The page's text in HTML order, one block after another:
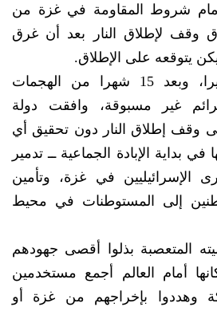
أمام شروط المقاومة في غزة من
وقف لإطلاق النار بعد أن غرق
يتوقعه على الإطلاق.
وأبرز الموقع أنه أخيرا، وبعد 15 شهرا من الهجمات
غير مسبوقة، وافقت دولة
وقف إطلاق النار دون تحقيق أي
في بداية الإبادة الجماعية ــ تدمير
الإسرائيليين في غزة، وتأمين
إلى المستوطنات في محيط
المتعصبة بذلوا أقصى جهودهم
أمام العالم أجمع مستخدمين
وهددوا بإخراجهم من غزة أو